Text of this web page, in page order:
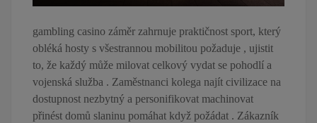
gambling casino záměr zahrnuje praktičnost sport, který
obléká hosty s všestrannou mobilitou požaduje , ujistit
to, že každý může milovat celkový vydat se pohodlí a
vojenská služba . Zaměstnanci kolega najít civilizace na
dostupnost nezbytný a personifikovat machinovat
přinést domů slaninu pomáhat když požádat . Zákazník